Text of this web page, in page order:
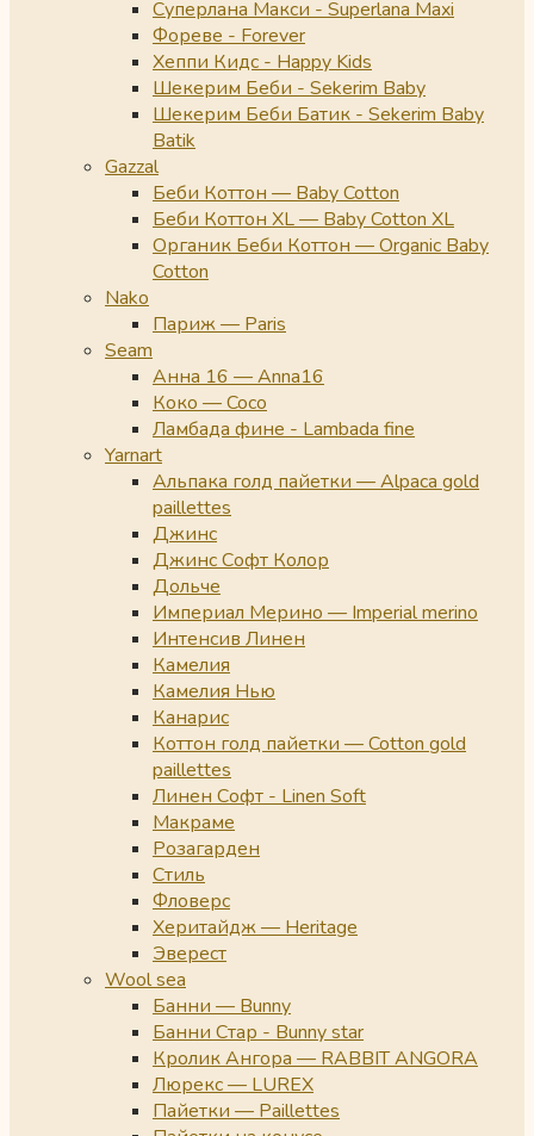
Суперлана Макси - Superlana Maxi
Фореве - Forever
Хеппи Кидс - Happy Kids
Шекерим Беби - Sekerim Baby
Шекерим Беби Батик - Sekerim Baby
Batik
Gazzal
Беби Коттон — Baby Cotton
Беби Коттон XL — Baby Cotton XL
Органик Беби Коттон — Organic Baby
Cotton
Nako
Париж — Paris
Seam
Анна 16 — Anna16
Коко — Coco
Ламбада фине - Lambada fine
Yarnart
Альпака голд пайетки — Alpaca gold
paillettes
Джинс
Джинс Софт Колор
Дольче
Империал Мерино — Imperial merino
Интенсив Линен
Камелия
Камелия Нью
Канарис
Коттон голд пайетки — Cotton gold
paillettes
Линен Софт - Linen Soft
Макраме
Розагарден
Стиль
Фловерс
Херитайдж — Heritage
Эверест
Wool sea
Банни — Bunny
Банни Стар - Bunny star
Кролик Ангора — RABBIT ANGORA
Люрекс — LUREX
Пайетки — Paillettes